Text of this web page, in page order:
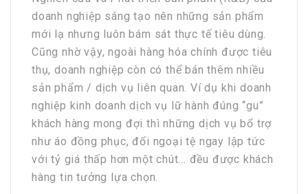
doanh nghiệp sáng tạo nên những sản phẩm
mới lạ nhưng luôn bám sát thực tế tiêu dùng.
Cũng nhờ vậy, ngoài hàng hóa chính được tiêu
thụ, doanh nghiệp còn có thể bán thêm nhiều
sản phẩm / dịch vụ liên quan. Ví dụ khi doanh
nghiệp kinh doanh dịch vụ lữ hành đúng “gu”
khách hàng mong đợi thì những dịch vụ bổ trợ
như áo đồng phục, đổi ngoại tệ ngay lập tức
với tỷ giá thấp hơn một chút... đều được khách
hàng tin tưởng lựa chọn.